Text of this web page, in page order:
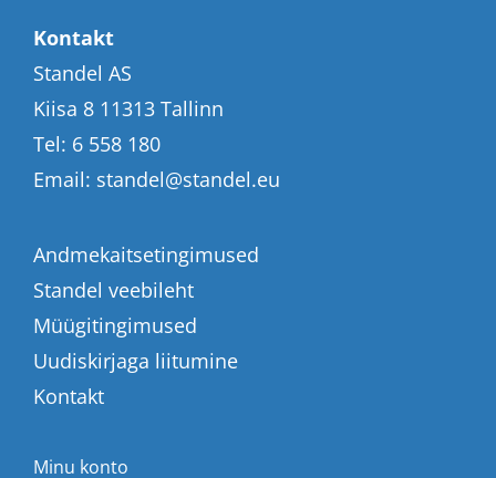
Kontakt
Standel AS
Kiisa 8 11313 Tallinn
Tel: 6 558 180
Email: standel@standel.eu
Andmekaitsetingimused
Standel veebileht
Müügitingimused
Uudiskirjaga liitumine
Kontakt
Minu konto